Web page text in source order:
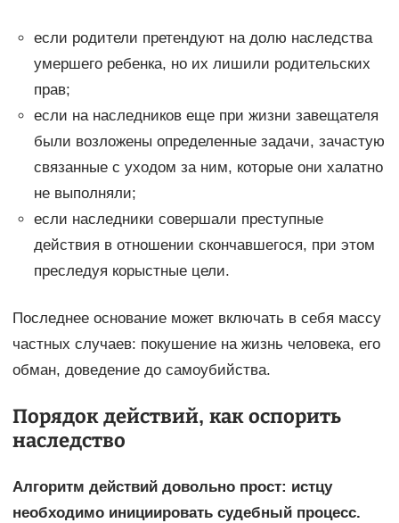
если родители претендуют на долю наследства
умершего ребенка, но их лишили родительских
прав;
если на наследников еще при жизни завещателя
были возложены определенные задачи, зачастую
связанные с уходом за ним, которые они халатно
не выполняли;
если наследники совершали преступные
действия в отношении скончавшегося, при этом
преследуя корыстные цели.
Последнее основание может включать в себя массу
частных случаев: покушение на жизнь человека, его
обман, доведение до самоубийства.
Порядок действий, как оспорить
наследство
Алгоритм действий довольно прост: истцу
необходимо инициировать судебный процесс.